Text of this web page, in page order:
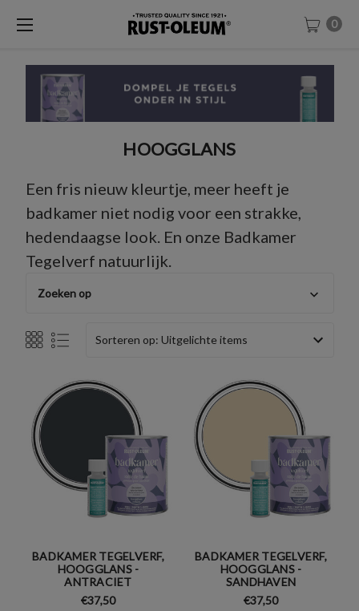
0
HOOGGLANS
Een fris nieuw kleurtje, meer heeft je
badkamer niet nodig voor een strakke,
hedendaagse look. En onze Badkamer
Tegelverf natuurlijk.
Zoeken op
Sorteren op:
BADKAMER TEGELVERF,
HOOGGLANS -
ANTRACIET
€37,50
BADKAMER TEGELVERF,
HOOGGLANS -
SANDHAVEN
€37,50